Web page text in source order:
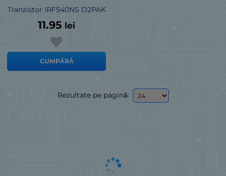
Tranzistor IRF540NS D2PAK
11.95 lei
CUMPĂRĂ
Rezultate pe pagină: